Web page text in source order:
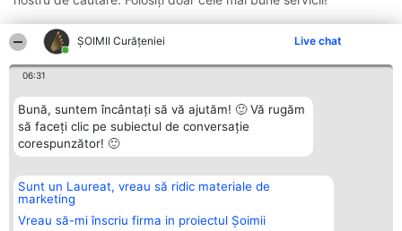
ȘOIMII Curățeniei Live chat
06:31
Bună, suntem încântați să vă ajutăm! 🙂 Vă rugăm
să faceți clic pe subiectul de conversație
corespunzător! 🙂
Sunt un Laureat, vreau să ridic materiale de
marketing
Vreau să-mi înscriu firma in proiectul Șoimii
Organizator Ranking
BRIGHT SOLUTIONS BR SRL
Aleea Timisul De Sus 2 Bl. A30
Sc. A Et. 4 Ap. 13 Cod 061952
Plebiscyt
Lista Tuturor
Laureaților
Contact